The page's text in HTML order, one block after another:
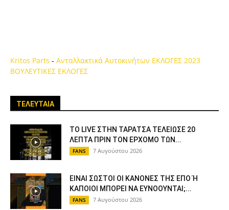
Kritos Parts - Ανταλλακτικά Αυτοκινήτων ΕΚΛΟΓΕΣ 2023
ΒΟΥΛΕΥΤΙΚΕΣ ΕΚΛΟΓΕΣ
ΤΕΛΕΥΤΑΙΑ
ΤΟ LIVE ΣΤΗΝ ΤΑΡΑΤΣΑ ΤΕΛΕΙΩΣΕ 20
ΛΕΠΤΑ ΠΡΙΝ ΤΟΝ ΕΡΧΟΜΟ ΤΩΝ...
FANS 7 Αυγούστου 2026
ΕΙΝΑΙ ΣΩΣΤΟΙ ΟΙ ΚΑΝΟΝΕΣ ΤΗΣ ΕΠΟ Ή
ΚΑΠΟΙΟΙ ΜΠΟΡΕΙ ΝΑ ΕΥΝΟΟΥΝΤΑΙ;...
FANS 7 Αυγούστου 2026